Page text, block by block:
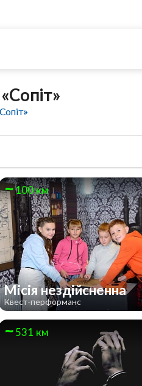
100 км
Місія нездійсненна
Квест-перформанс
531 км